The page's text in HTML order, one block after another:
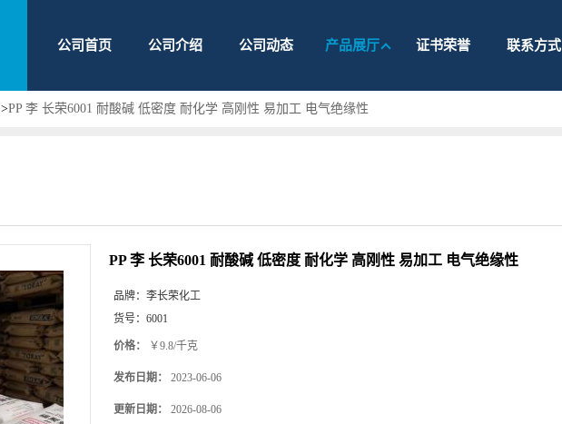
公司首页 公司介绍 公司动态 产品展厅 证书荣誉 联系方式
>PP 李 长荣6001 耐酸碱 低密度 耐化学 高刚性 易加工 电气绝缘性
PP 李 长荣6001 耐酸碱 低密度 耐化学 高刚性 易加工 电气绝缘性
品牌： 李长荣化工
货号： 6001
价格： ￥9.8/千克
发布日期： 2023-06-06
更新日期： 2026-08-06